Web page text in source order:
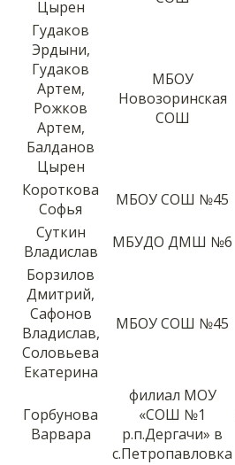
Цырен
Гудаков
Эрдыни,
Гудаков
Артем,
Рожков
Артем,
Балданов
Цырен
МБОУ
Новозоринская
СОШ
Короткова
Софья
МБОУ СОШ №45
Суткин
Владислав
МБУДО ДМШ №6
Борзилов
Дмитрий,
Сафонов
Владислав,
Соловьева
Екатерина
МБОУ СОШ №45
Горбунова
Варвара
филиал МОУ
«СОШ №1
р.п.Дергачи» в
с.Петропавловка